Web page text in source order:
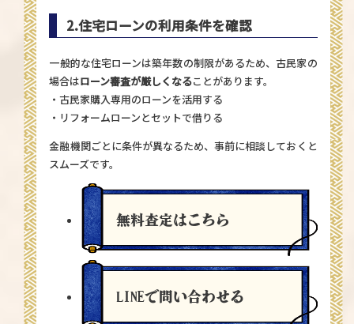
2.住宅ローンの利用条件を確認
一般的な住宅ローンは築年数の制限があるため、古民家の
場合はローン審査が厳しくなることがあります。
・古民家購入専用のローンを活用する
・リフォームローンとセットで借りる
金融機関ごとに条件が異なるため、事前に相談しておくと
スムーズです。
無料査定はこちら
LINEで問い合わせる